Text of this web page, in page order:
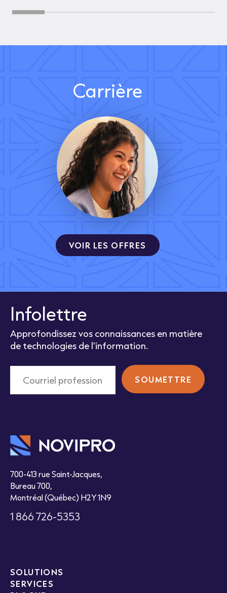
Carrière
VOIR LES OFFRES
Infolettre
Approfondissez vos connaissances en matière
de technologies de l'information.
700-413 rue Saint-Jacques,
Bureau 700,
Montréal (Québec) H2Y 1N9
1 866 726-5353
SOLUTIONS
SERVICES